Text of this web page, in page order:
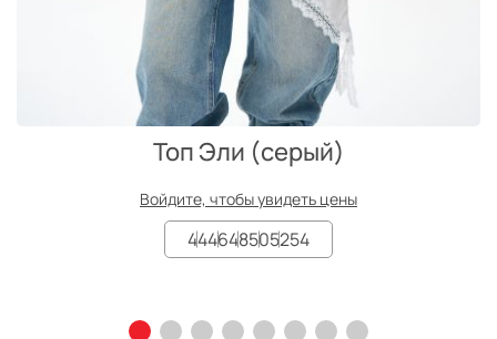
Топ Эли (серый)
Войдите, чтобы увидеть цены
444648505254